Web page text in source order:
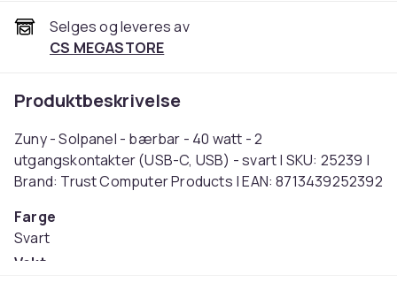
Selges og leveres av
CS MEGASTORE
Produktbeskrivelse
Zuny - Solpanel - bærbar - 40 watt - 2
utgangskontakter (USB-C, USB) - svart | SKU: 25239 |
Brand: Trust Computer Products | EAN: 8713439252392
Farge
Svart
Vekt